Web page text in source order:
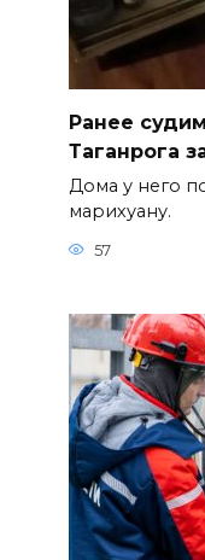
Ранее
Таганрога
Дома у него
марихуану.
57